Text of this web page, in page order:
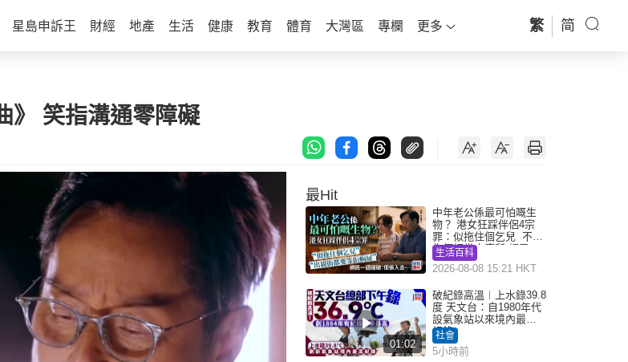
星島申訴王 財經 地產 生活 健康 教育 體育 大灣區 專欄 更多 繁 简
》 笑指溝通零障礙
最Hit
中年老公係最可怕嘅生
物？ 港女狂踩伴侶4宗
罪：似拖住個乞兒 不解
為何經常去廁所 網民一
語道破
生活百科
2026-08-08 15:21 HKT
01:02
破紀錄高溫︱上水錄39.8
度 天文台：自1980年代
設氣象站以來境內最高
紀錄
社會
5小時前